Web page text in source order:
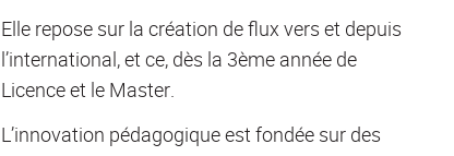
Elle repose sur la création de flux vers et depuis
l’international, et ce, dès la 3ème année de
Licence et le Master.
L’innovation pédagogique est fondée sur des